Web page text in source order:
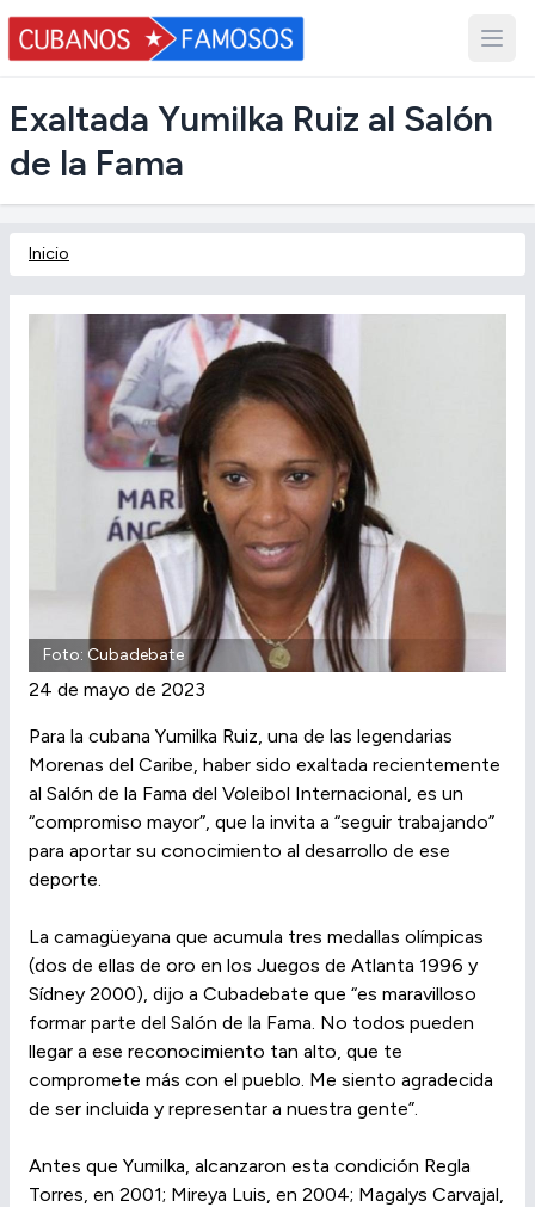
Exaltada Yumilka Ruiz al Salón
de la Fama
Inicio
Foto: Cubadebate
24 de mayo de 2023
Para la cubana Yumilka Ruiz, una de las legendarias
Morenas del Caribe, haber sido exaltada recientemente
al Salón de la Fama del Voleibol Internacional, es un
“compromiso mayor”, que la invita a “seguir trabajando”
para aportar su conocimiento al desarrollo de ese
deporte.
La camagüeyana que acumula tres medallas olímpicas
(dos de ellas de oro en los Juegos de Atlanta 1996 y
Sídney 2000), dijo a Cubadebate que “es maravilloso
formar parte del Salón de la Fama. No todos pueden
llegar a ese reconocimiento tan alto, que te
compromete más con el pueblo. Me siento agradecida
de ser incluida y representar a nuestra gente”.
Antes que Yumilka, alcanzaron esta condición Regla
Torres, en 2001; Mireya Luis, en 2004; Magalys Carvajal,